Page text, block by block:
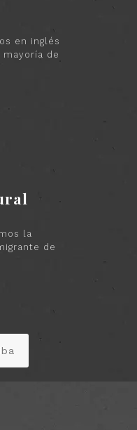
en inglés
de
la
de